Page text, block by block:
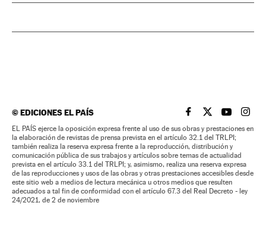
©EDICIONES EL PAÍS EL PAÍS BRASIL EN
EL PAÍSEL PAÍS
EL
EL PAÍS ejerce la oposición expresa frente al uso de sus obras y prestaciones en
la elaboración de revistas de prensa prevista en el artículo 32.1 del TRLPI;
también realiza la reserva expresa frente a la reproducción, distribución y
comunicación pública de sus trabajos y artículos sobre temas de actualidad
prevista en el artículo 33.1 del TRLPI; y, asimismo, realiza una reserva expresa
de las reproducciones y usos de las obras y otras prestaciones accesibles desde
este sitio web a medios de lectura mecánica u otros medios que resulten
adecuados a tal fin de conformidad con el artículo 67.3 del Real Decreto - ley
24/2021, de 2 de noviembre